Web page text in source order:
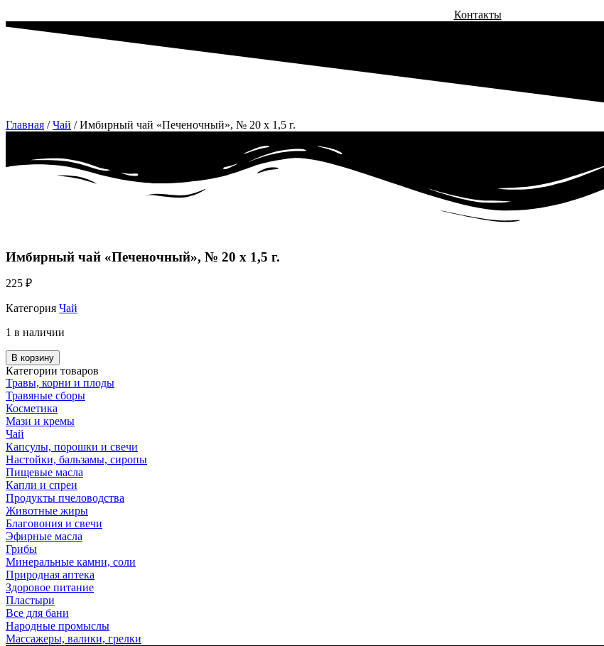
Контакты
Главная /Чай / Имбирный чай «Печеночный», № 20 х 1,5 г.
Имбирный чай «Печеночный», № 20 х 1,5 г.
225 ₽
Категория Чай
1 в наличии
В корзину
Категории товаров
Травы, корни и плоды
Травяные сборы
Косметика
Мази и кремы
Чай
Капсулы, порошки и свечи
Настойки, бальзамы, сиропы
Пищевые масла
Капли и спреи
Продукты пчеловодства
Животные жиры
Благовония и свечи
Эфирные масла
Грибы
Минеральные камни, соли
Природная аптека
Здоровое питание
Пластыри
Все для бани
Народные промыслы
Массажеры, валики, грелки​